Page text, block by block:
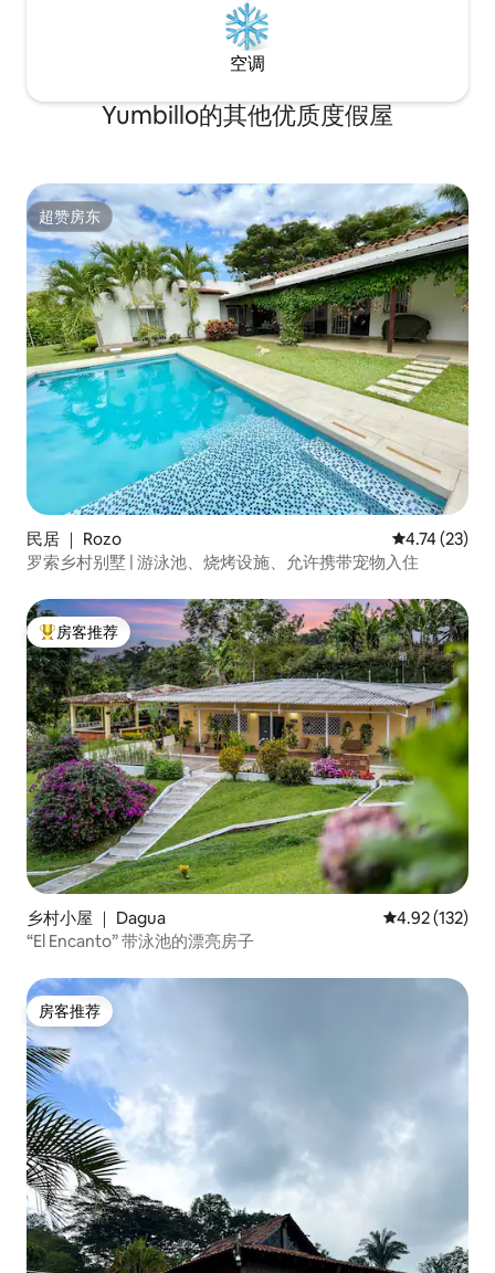
空调
Yumbillo的其他优质度假屋
超赞房东
超赞房东
民居 ｜ Rozo 平均评分
4.74 (23)
罗索乡村别墅 | 游泳池、烧烤设施、允许携带宠物入住
热门「房客推荐」
房客推荐
乡村小屋 ｜ Dagua 平均评分 4.92
4.92 (132)
“El Encanto” 带泳池的漂亮房子
房客推荐
房客推荐